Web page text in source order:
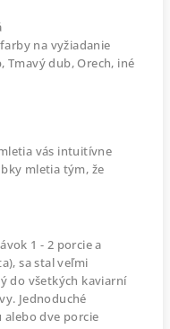
na vyžiadanie
Tmavý dub, Orech, iné
vás intuitívne
mletia tým, že
1 - 2 porcie a
sa stal veľmi
do všetkých kaviarní
Jednoduché
dve porcie